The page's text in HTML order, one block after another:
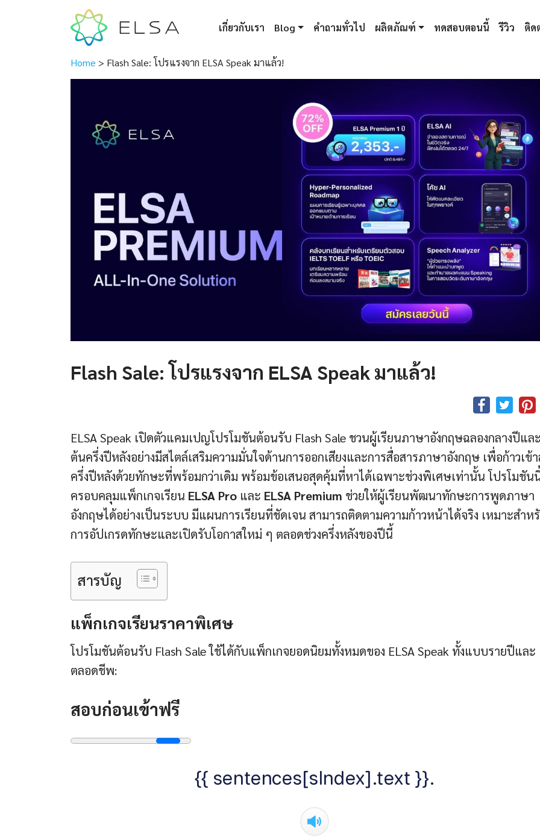
เกี่ยวกับเรา Blog คำถามทั่วไป ผลิตภัณฑ์ ทดสอบตอนนี้ รีวิว ติด
Home > Flash Sale: โปรแรงจาก ELSA Speak มาแล้ว!
Flash Sale: โปรแรงจาก ELSA Speak มาแล้ว!
ELSA Speak เปิดตัวแคมเปญโปรโมชันต้อนรับ Flash Sale ชวนผู้เรียนภาษาอังกฤษฉลองกลางปีแล
ต้นครึ่งปีหลังอย่างมีสไตล์เสริมความมั่นใจด้านการออกเสียงและการสื่อสารภาษาอังกฤษ เพื่อก้าวเข้
ครึ่งปีหลังด้วยทักษะที่พร้อมกว่าเดิม พร้อมข้อเสนอสุดคุ้มที่หาได้เฉพาะช่วงพิเศษเท่านั้น โปรโมชัน
ครอบคลุมแพ็กเกจเรียน ELSA Pro และ ELSA Premium ช่วยให้ผู้เรียนพัฒนาทักษะการพูดภาษา
อังกฤษได้อย่างเป็นระบบ มีแผนการเรียนที่ชัดเจน สามารถติดตามความก้าวหน้าได้จริง เหมาะสำห
การอัปเกรดทักษะและเปิดรับโอกาสใหม่ ๆ ตลอดช่วงครึ่งหลังของปีนี้
สารบัญ
แพ็กเกจเรียนราคาพิเศษ
โปรโมชันต้อนรับ Flash Sale ใช้ได้กับแพ็กเกจยอดนิยมทั้งหมดของ ELSA Speak ทั้งแบบรายปีและ
ตลอดชีพ:
สอบก่อนเข้าฟรี
{{ sentences[sIndex].text }}.